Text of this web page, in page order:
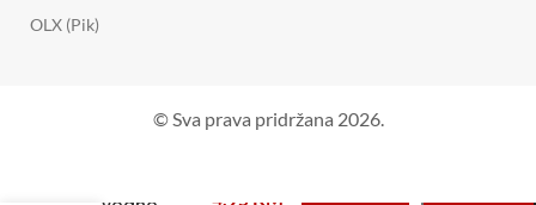
OLX (Pik)
© Sva prava pridržana 2026.
4,95 KM